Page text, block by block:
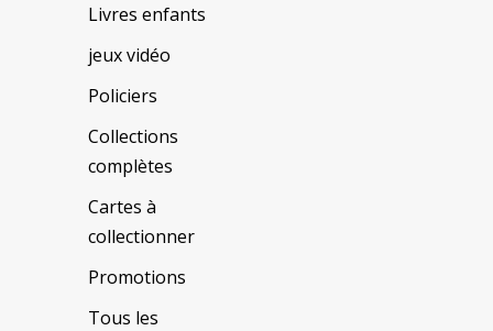
Livres enfants
jeux vidéo
Policiers
Collections
complètes
Cartes à
collectionner
Promotions
Tous les